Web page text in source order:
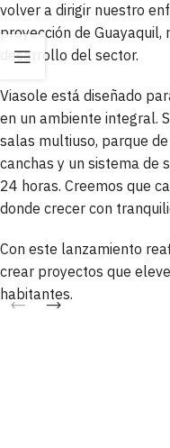
volver a dirigir nuestro
proyección de
desarrollo del sector.
Viasole está diseñado
en un ambiente integral.
salas multiuso, parque
canchas y un sistema de
24 horas. Creemos que
donde crecer con
Con este lanzamiento
crear proyectos que
habitantes.